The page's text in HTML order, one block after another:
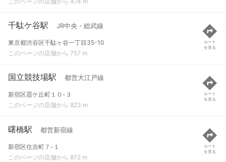
千駄ケ谷駅 JR中央・総武線
東京都渋谷区千駄ヶ谷一丁目35-10
このページの店舗から 757 m
ルート
を見る
国立競技場駅 都営大江戸線
新宿区霞ケ丘町１０-３
このページの店舗から 823 m
ルート
を見る
曙橋駅 都営新宿線
新宿区住吉町７-１
このページの店舗から 872 m
ルート
を見る